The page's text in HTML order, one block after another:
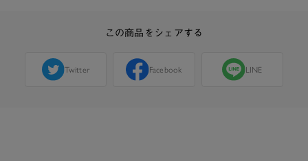
この商品をシェアする
Twitter Facebook LINE